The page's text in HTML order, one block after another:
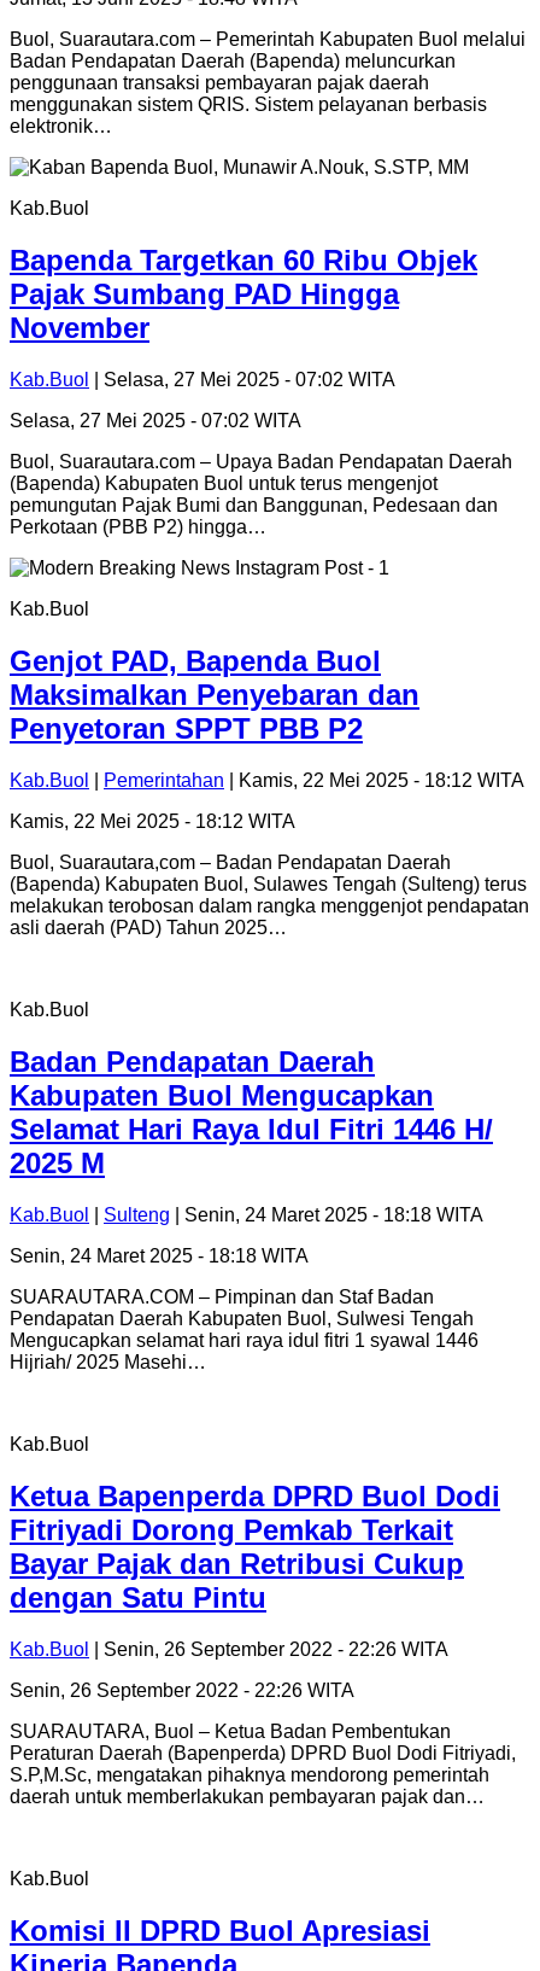
Buol, Suarautara.com – Pemerintah Kabupaten Buol melalui
Badan Pendapatan Daerah (Bapenda) meluncurkan
penggunaan transaksi pembayaran pajak daerah
menggunakan sistem QRIS. Sistem pelayanan berbasis
elektronik…
Kab.Buol
Bapenda Targetkan 60 Ribu Objek
Pajak Sumbang PAD Hingga
November
Kab.Buol
| Selasa, 27 Mei 2025 - 07:02 WITA
Selasa, 27 Mei 2025 - 07:02 WITA
Buol, Suarautara.com – Upaya Badan Pendapatan Daerah
(Bapenda) Kabupaten Buol untuk terus mengenjot
pemungutan Pajak Bumi dan Banggunan, Pedesaan dan
Perkotaan (PBB P2) hingga…
Kab.Buol
Genjot PAD, Bapenda Buol
Maksimalkan Penyebaran dan
Penyetoran SPPT PBB P2
Kab.Buol Pemerintahan | Kamis, 22 Mei 2025 - 18:12 WITA
Kamis, 22 Mei 2025 - 18:12 WITA
Buol, Suarautara,com – Badan Pendapatan Daerah
(Bapenda) Kabupaten Buol, Sulawes Tengah (Sulteng) terus
melakukan terobosan dalam rangka menggenjot pendapatan
asli daerah (PAD) Tahun 2025…
Kab.Buol
Badan Pendapatan Daerah
Kabupaten Buol Mengucapkan
Selamat Hari Raya Idul Fitri 1446 H/
2025 M
Kab.Buol Sulteng | Senin, 24 Maret 2025 - 18:18 WITA
Senin, 24 Maret 2025 - 18:18 WITA
SUARAUTARA.COM – Pimpinan dan Staf Badan
Pendapatan Daerah Kabupaten Buol, Sulwesi Tengah
Mengucapkan selamat hari raya idul fitri 1 syawal 1446
Hijriah/ 2025 Masehi…
Kab.Buol
Ketua Bapenperda DPRD Buol Dodi
Fitriyadi Dorong Pemkab Terkait
Bayar Pajak dan Retribusi Cukup
dengan Satu Pintu
Kab.Buol
| Senin, 26 September 2022 - 22:26 WITA
Senin, 26 September 2022 - 22:26 WITA
SUARAUTARA, Buol – Ketua Badan Pembentukan
Peraturan Daerah (Bapenperda) DPRD Buol Dodi Fitriyadi,
S.P,M.Sc, mengatakan pihaknya mendorong pemerintah
daerah untuk memberlakukan pembayaran pajak dan…
Kab.Buol
Komisi II DPRD Buol Apresiasi
Kinerja Bapenda